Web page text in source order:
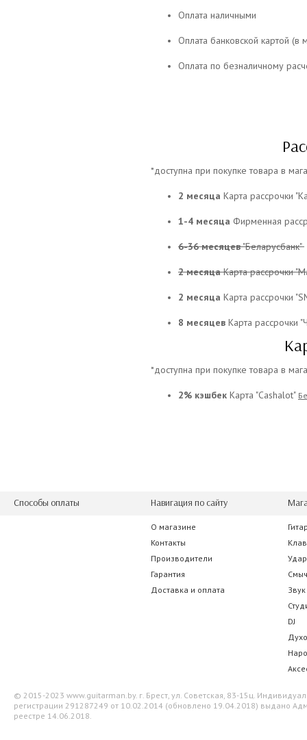
Оплата наличными
Оплата банковской картой (в
Оплата по безналичному
*доступна при покупке товара в
2 месяца Карта рассрочки
1-4 месяца Фирменная
6-36 месяцев"Беларусбанк"
2 месяцаКарта рассрочки
2 месяца Карта рассрочки
8 месяцев Карта рассрочки
*доступна при покупке товара в
2% кэшбек Карта "Cashalot"
Способы оплаты Навигация по сайту
О магазине
Контакты
Производители
Гарантия
Доставка и оплата
Звук
DJ
© 2015-2023 www.guitarman.by. г. Брест, ул. Советская, 83-15ц.
регистрации 291287249 от 10.02.2014 (обновлено 19.04.2018) выдано
реестре 14.06.2018.